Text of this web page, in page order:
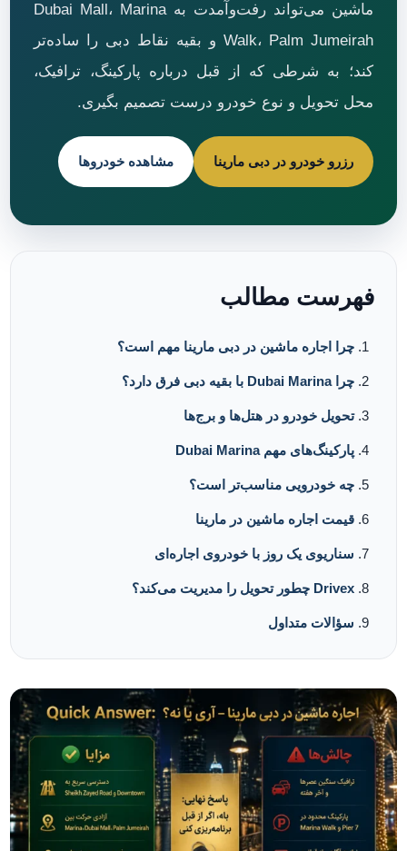
ماشین می‌تواند رفت‌وآمدت به Dubai Mall، Marina
Walk، Palm Jumeirah و بقیه نقاط دبی را ساده‌تر
کند؛ به شرطی که از قبل درباره پارکینگ، ترافیک،
محل تحویل و نوع خودرو درست تصمیم بگیری.
رزرو خودرو در دبی مارینا مشاهده خودروها
فهرست مطالب
چرا اجاره ماشین در دبی مارینا مهم است؟
چرا Dubai Marina با بقیه دبی فرق دارد؟
تحویل خودرو در هتل‌ها و برج‌ها
پارکینگ‌های مهم Dubai Marina
چه خودرویی مناسب‌تر است؟
قیمت اجاره ماشین در مارینا
سناریوی یک روز با خودروی اجاره‌ای
Drivex چطور تحویل را مدیریت می‌کند؟
سؤالات متداول